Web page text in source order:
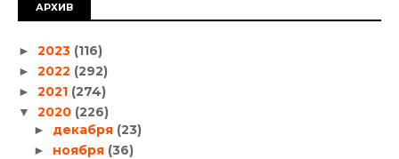
АРХИВ
► 2023 (116)
► 2022 (292)
► 2021 (274)
▼ 2020 (226)
► декабря (23)
► ноября (36)